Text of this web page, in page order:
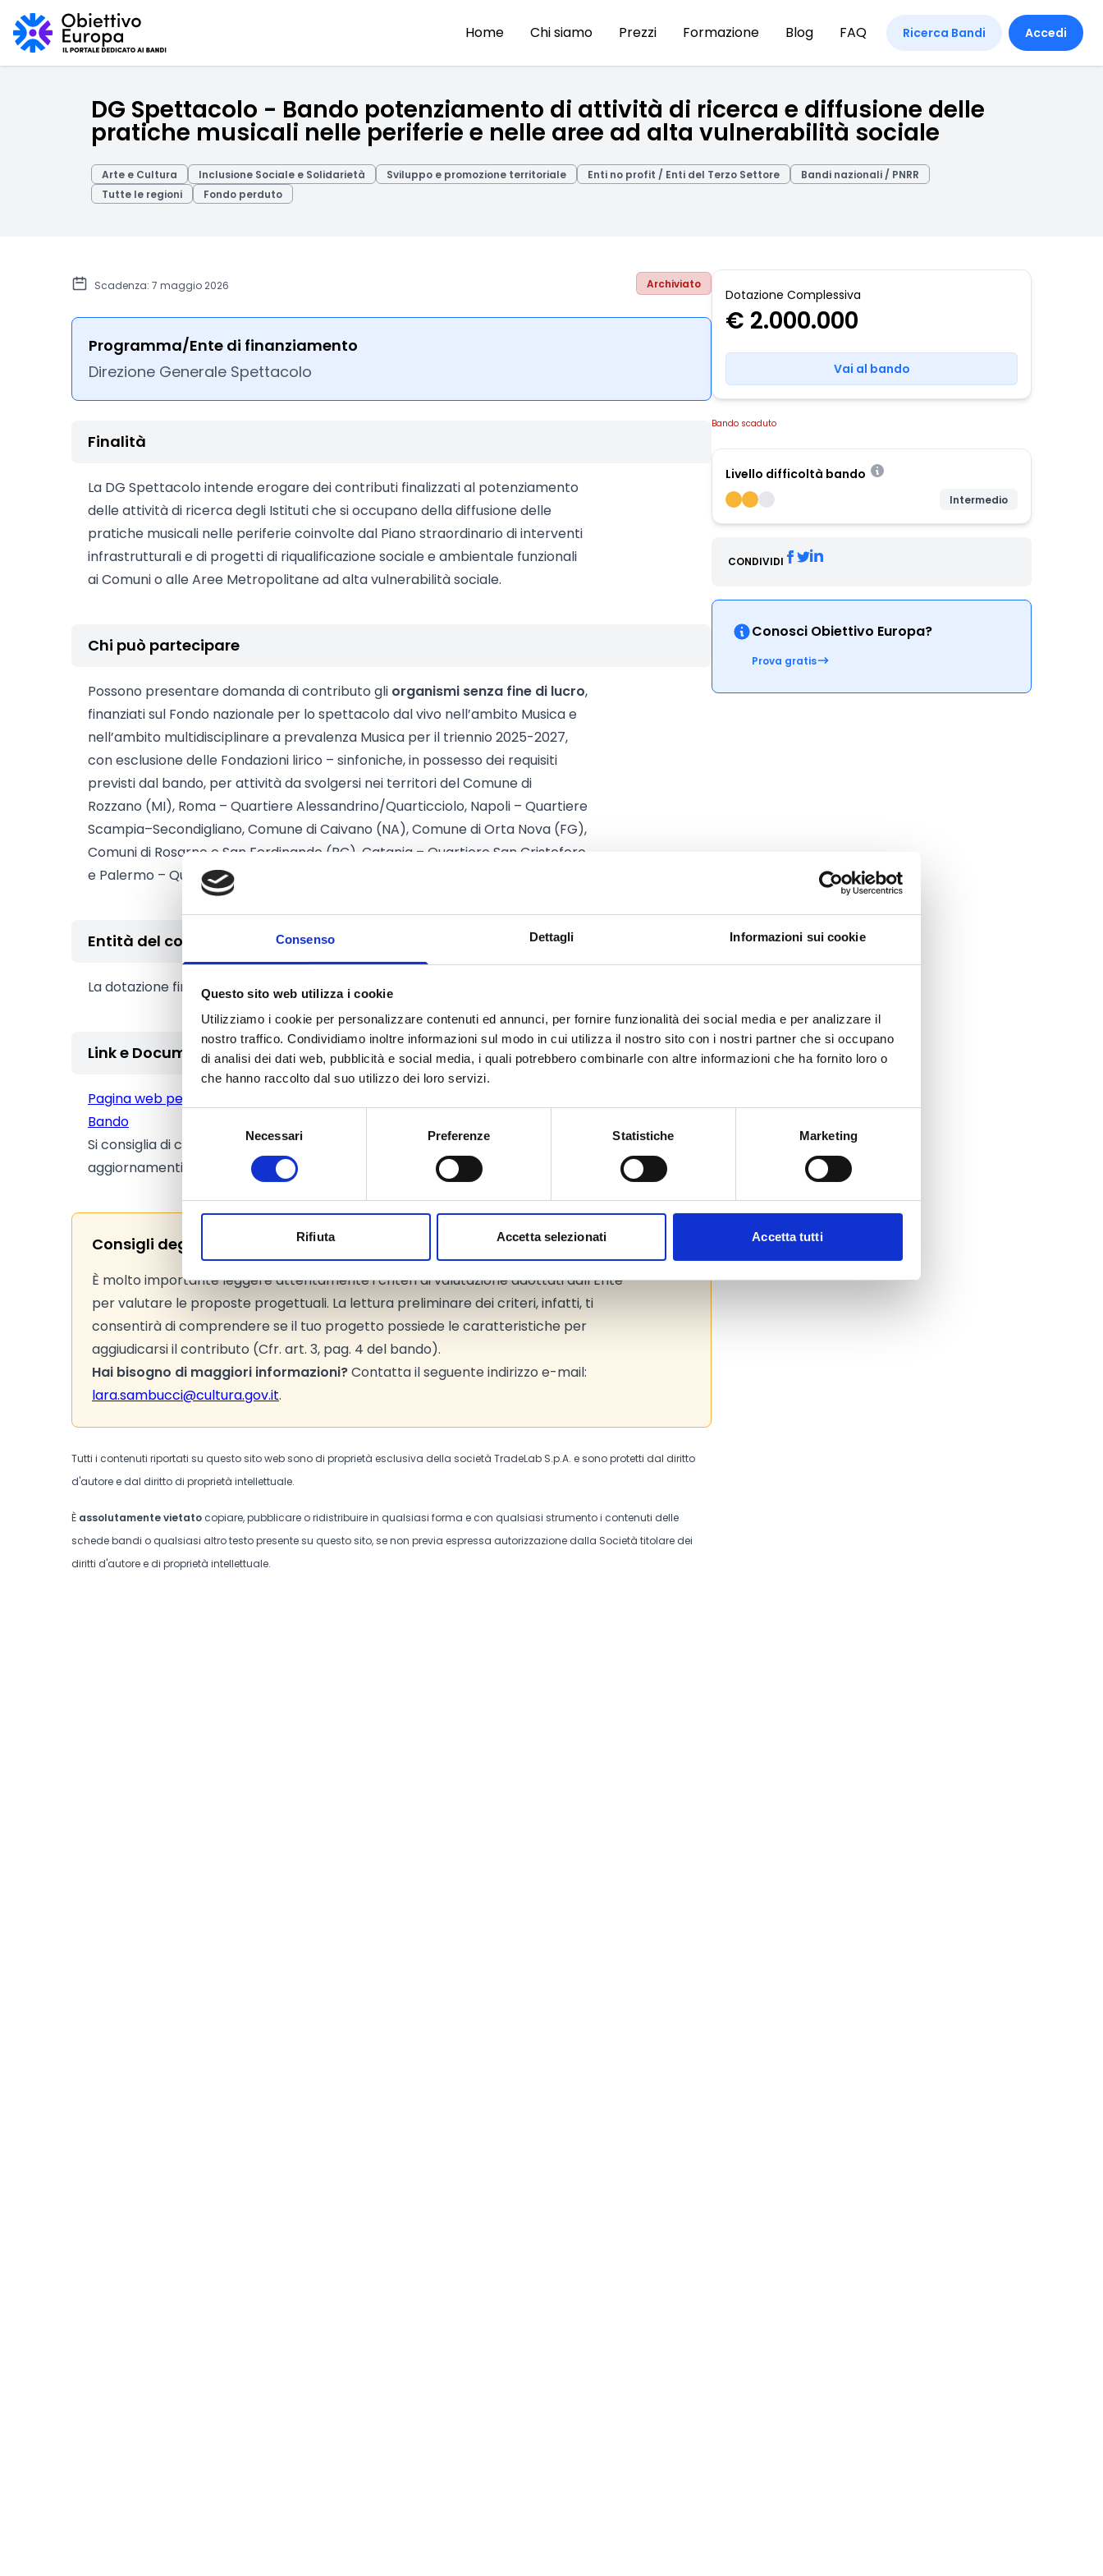
Consenso Dettagli Informazioni sui cookie
Questo sito web utilizza i cookie
Utilizziamo i cookie per personalizzare contenuti ed annunci, per fornire funzionalità dei social media e per analizzare il
nostro traffico. Condividiamo inoltre informazioni sul modo in cui utilizza il nostro sito con i nostri partner che si occupano
di analisi dei dati web, pubblicità e social media, i quali potrebbero combinarle con altre informazioni che ha fornito loro o
che hanno raccolto dal suo utilizzo dei loro servizi.
Necessari Preferenze Statistiche Marketing
Rifiuta Accetta selezionati Accetta tutti
Home Chi siamo Prezzi Formazione Blog FAQ Ricerca Bandi Accedi
DG Spettacolo - Bando potenziamento di attività di ricerca e diffusione delle
pratiche musicali nelle periferie e nelle aree ad alta vulnerabilità sociale
Arte e Cultura Inclusione Sociale e Solidarietà Sviluppo e promozione territoriale Enti no profit / Enti del Terzo Settore
Bandi nazionali / PNRR
Tutte le regioni
Fondo perduto
Scadenza: 7 maggio 2026 Archiviato
Programma/Ente di finanziamento
Direzione Generale Spettacolo
Finalità
La DG Spettacolo intende erogare dei contributi finalizzati al potenziamento
delle attività di ricerca degli Istituti che si occupano della diffusione delle
pratiche musicali nelle periferie coinvolte dal Piano straordinario di interventi
infrastrutturali e di progetti di riqualificazione sociale e ambientale funzionali
ai Comuni o alle Aree Metropolitane ad alta vulnerabilità sociale.
Chi può partecipare
Possono presentare domanda di contributo gli organismi senza fine di lucro,
finanziati sul Fondo nazionale per lo spettacolo dal vivo nell’ambito Musica e
nell’ambito multidisciplinare a prevalenza Musica per il triennio 2025-2027,
con esclusione delle Fondazioni lirico – sinfoniche, in possesso dei requisiti
previsti dal bando, per attività da svolgersi nei territori del Comune di
Rozzano (MI), Roma – Quartiere Alessandrino/Quarticciolo, Napoli – Quartiere
Scampia–Secondigliano, Comune di Caivano (NA), Comune di Orta Nova (FG),
Comuni di Rosarno e San Ferdinando (RC), Catania – Quartiere San Cristoforo
e Palermo – Quartiere Borgo Nuovo.
Entità del contributo
La dotazione finanziaria complessiva ammonta a
Link e Documenti
Pagina web per formulari e documenti
Bando
Si consiglia di consultare regolarmente il sito web ufficiale del bando per gli
aggiornamenti e le informazioni addizionali.
Consigli degli esperti
È molto importante leggere attentamente i criteri di valutazione adottati dall’Ente
per valutare le proposte progettuali. La lettura preliminare dei criteri, infatti, ti
consentirà di comprendere se il tuo progetto possiede le caratteristiche per
aggiudicarsi il contributo (Cfr. art. 3, pag. 4 del bando).
Hai bisogno di maggiori informazioni?Contatta il seguente indirizzo e-mail:
lara.sambucci@cultura.gov.it.
Tutti i contenuti riportati su questo sito web sono di proprietà esclusiva della società TradeLab S.p.A. e sono protetti dal diritto
d'autore e dal diritto di proprietà intellettuale.
È assolutamente vietato copiare, pubblicare o ridistribuire in qualsiasi forma e con qualsiasi strumento i contenuti delle
schede bandi o qualsiasi altro testo presente su questo sito, se non previa espressa autorizzazione dalla Società titolare dei
diritti d'autore e di proprietà intellettuale.
Dotazione Complessiva
€ 2.000.000
Vai al bando
Bando scaduto
Livello difficoltà bando
Intermedio
CONDIVIDI
Conosci Obiettivo Europa?
Prova gratis